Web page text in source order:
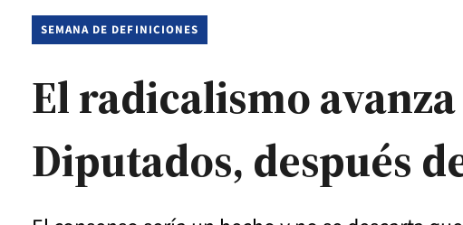
SEMANA DE DEFINICIONES
El radicalismo
Diputados, después